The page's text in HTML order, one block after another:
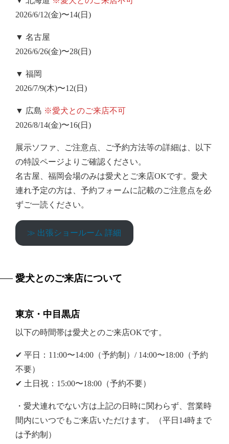
2026/6/12(金)〜14(日)
▼ 名古屋
2026/6/26(金)〜28(日)
▼ 福岡
2026/7/9(木)〜12(日)
▼ 広島 ※愛犬とのご来店不可
2026/8/14(金)〜16(日)
展示ソファ、ご注意点、ご予約方法等の詳細は、以下
の特設ページよりご確認ください。
名古屋、福岡会場のみは愛犬とご来店OKです。愛犬
連れ予定の方は、予約フォームに記載のご注意点を必
ずご一読ください。
≫ 出張ショールーム 詳細
愛犬とのご来店について
東京・中目黒店
以下の時間帯は愛犬とのご来店OKです。
✔︎ 平日：11:00〜14:00（予約制）/ 14:00〜18:00（予約
不要）
✔︎ 土日祝：15:00〜18:00（予約不要）
・愛犬連れでない方は上記の日時に関わらず、営業時
間内にいつでもご来店いただけます。（平日14時まで
は予約制）